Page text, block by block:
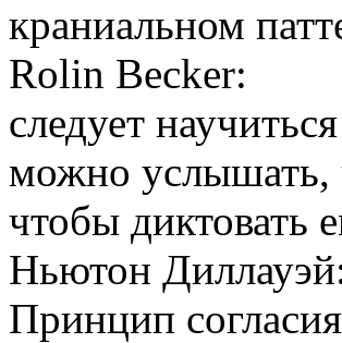
краниальном
Rolin Becker:
следует
можно услышать,
чтобы диктовать
Ньютон
Принцип